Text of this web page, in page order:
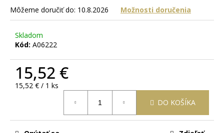
Môžeme doručiť do: 10.8.2026 Možnosti doručenia
Skladom
Kód: A06222
15,52 €
Jednotková
15,52 € / 1 ks
DO KOŠÍKA
d
p
o
č
m